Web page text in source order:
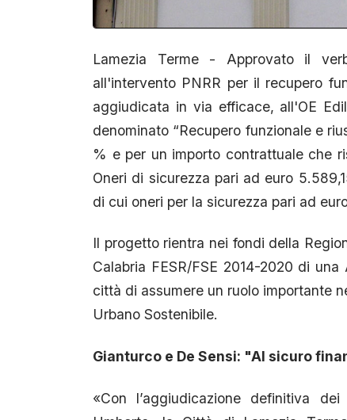
Lamezia Terme - Approvato il
all'intervento PNRR per il recupero
aggiudicata in via efficace, all'OE
denominato “Recupero funzionale e
% e per un importo contrattuale che
Oneri di sicurezza pari ad euro
di cui oneri per la sicurezza pari ad
Il progetto rientra nei fondi della
Calabria FESR/FSE 2014-2020 di
città di assumere un ruolo importante
Urbano Sostenibile.
Gianturco e De Sensi: "Al sicuro
«Con l’aggiudicazione definitiva